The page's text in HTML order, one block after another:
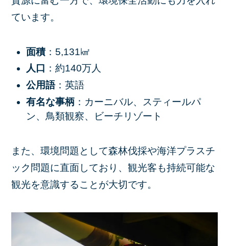
ています。
面積：5,131㎢
人口 ：約140万人
公用語：英語
有名な事柄：カーニバル、スティールパ
ン、鳥類観察、ビーチリゾート
また、環境問題として森林伐採や海洋プラスチ
ック問題に直面しており、観光客も持続可能な
観光を意識することが大切です。